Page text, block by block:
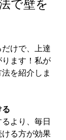
で壁を
けで、上達
ます！私が
を紹介しま
より、毎日
る方が効果